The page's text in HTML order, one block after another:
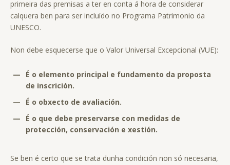
primeira das premisas a ter en conta á hora de considerar
calquera ben para ser incluído no Programa Patrimonio da
UNESCO.
Non debe esquecerse que o Valor Universal Excepcional (VUE):
—
É o elemento principal e fundamento da proposta
de inscrición.
—
É o obxecto de avaliación.
—
É o que debe preservarse con medidas de
protección, conservación e xestión.
Se ben é certo que se trata dunha condición non só necesaria,